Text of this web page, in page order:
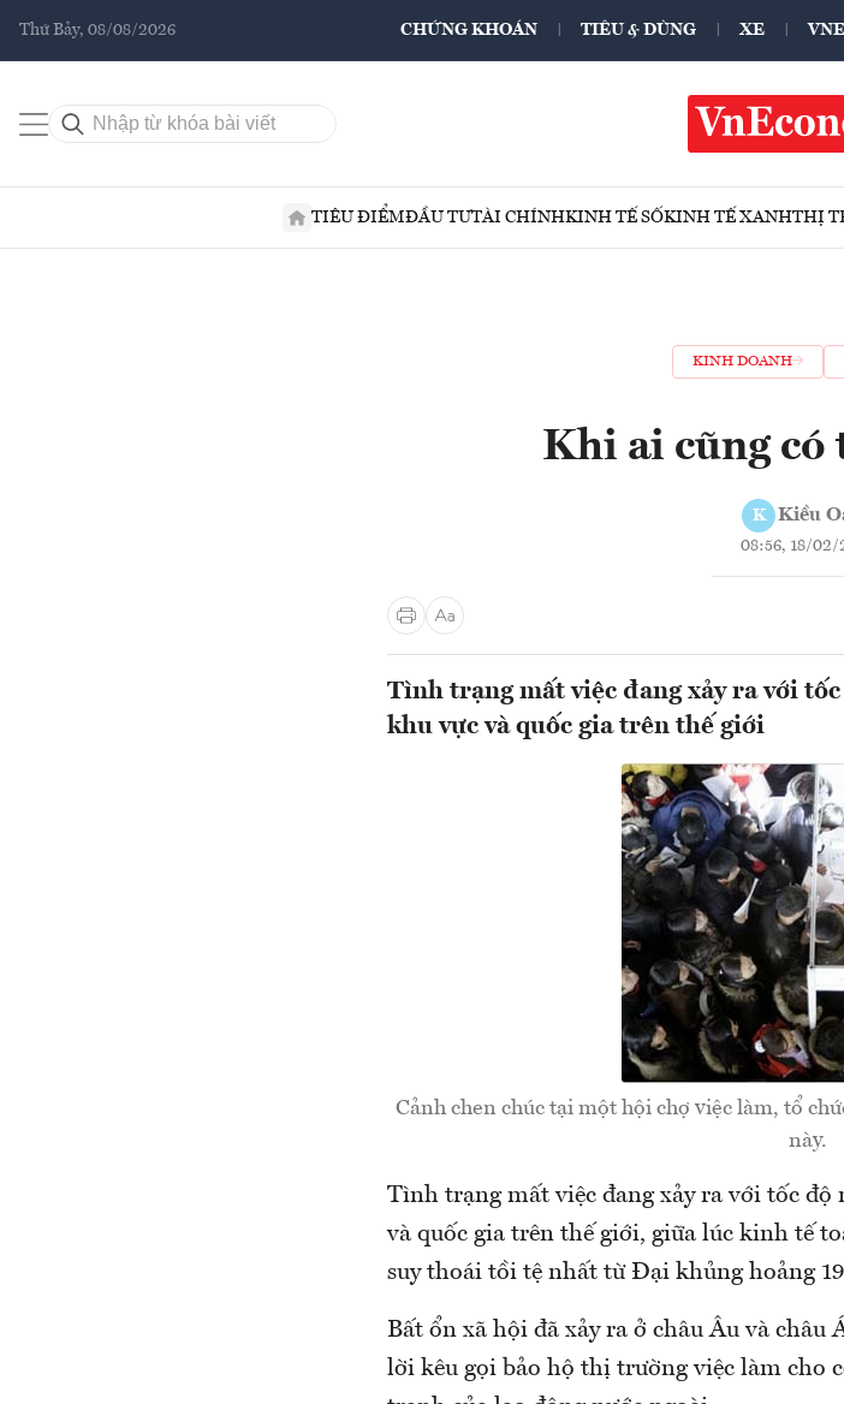
Thứ Bảy, 08/08/2026 CHỨNG KHOÁN TIÊU & DÙNG XE
TIÊU ĐIỂMĐẦU TƯTÀI CHÍNHKINH TẾ SỐKINH TẾ XANHTHỊ
KINH DOANH
Khi ai cũng có
K Kiều
08:56, 18/02/
Tình trạng mất việc đang xảy ra với
khu vực và quốc gia trên thế giới
Cảnh chen chúc tại một hội chợ việc làm, tổ
này.
Tình trạng mất việc đang xảy ra với tốc
và quốc gia trên thế giới, giữa lúc kinh tế
suy thoái tồi tệ nhất từ Đại khủng hoảng
Bất ổn xã hội đã xảy ra ở châu Âu và châu
lời kêu gọi bảo hộ thị trường việc làm cho